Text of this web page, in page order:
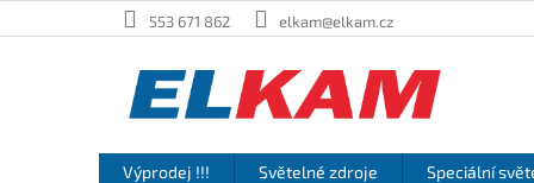
na
553 671 862 elkam@elkam.cz
Výprodej !!! Světelné zdroje Speciální